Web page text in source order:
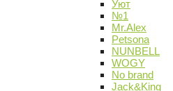
Уют
№1
Mr.Alex
Petsona
NUNBELL
WOGY
No brand
Jack&King